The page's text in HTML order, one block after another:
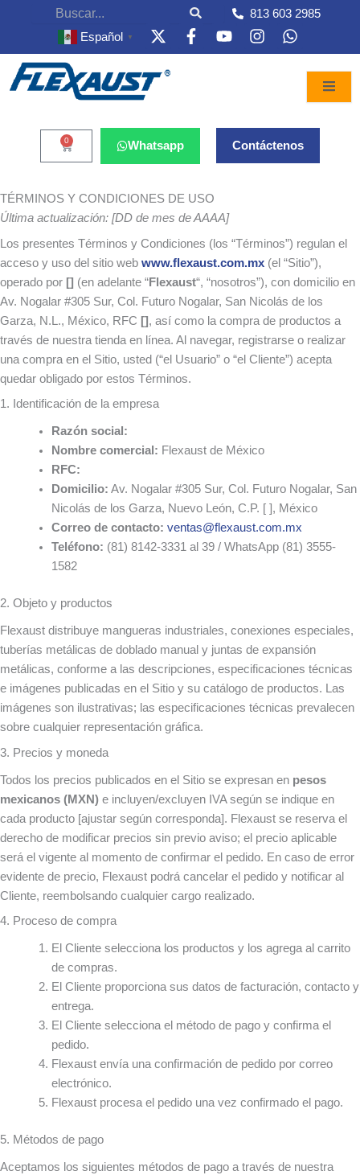
Search 813 603 2985
Español ▼
X
-
w
t
e
F
a
o
Y
o
e
I
n
r
a
m
W
h
p
p
0
Cart Whatsapp Contáctenos
TÉRMINOS Y CONDICIONES DE USO
Última actualización: [DD de mes de AAAA]
Los presentes Términos y Condiciones (los “Términos”) regulan el
acceso y uso del sitio web www.flexaust.com.mx (el “Sitio”),
operado por [] (en adelante “Flexaust“, “nosotros”), con domicilio en
Av. Nogalar #305 Sur, Col. Futuro Nogalar, San Nicolás de los
Garza, N.L., México, RFC [], así como la compra de productos a
través de nuestra tienda en línea. Al navegar, registrarse o realizar
una compra en el Sitio, usted (“el Usuario” o “el Cliente”) acepta
quedar obligado por estos Términos.
1. Identificación de la empresa
Razón social:
Nombre comercial: Flexaust de México
RFC:
Domicilio: Av. Nogalar #305 Sur, Col. Futuro Nogalar, San
Nicolás de los Garza, Nuevo León, C.P. [ ], México
Correo de contacto: ventas@flexaust.com.mx
Teléfono: (81) 8142-3331 al 39 / WhatsApp (81) 3555-
1582
2. Objeto y productos
Flexaust distribuye mangueras industriales, conexiones especiales,
tuberías metálicas de doblado manual y juntas de expansión
metálicas, conforme a las descripciones, especificaciones técnicas
e imágenes publicadas en el Sitio y su catálogo de productos. Las
imágenes son ilustrativas; las especificaciones técnicas prevalecen
sobre cualquier representación gráfica.
3. Precios y moneda
Todos los precios publicados en el Sitio se expresan en pesos
mexicanos (MXN) e incluyen/excluyen IVA según se indique en
cada producto [ajustar según corresponda]. Flexaust se reserva el
derecho de modificar precios sin previo aviso; el precio aplicable
será el vigente al momento de confirmar el pedido. En caso de error
evidente de precio, Flexaust podrá cancelar el pedido y notificar al
Cliente, reembolsando cualquier cargo realizado.
4. Proceso de compra
El Cliente selecciona los productos y los agrega al carrito
de compras.
El Cliente proporciona sus datos de facturación, contacto y
entrega.
El Cliente selecciona el método de pago y confirma el
pedido.
Flexaust envía una confirmación de pedido por correo
electrónico.
Flexaust procesa el pedido una vez confirmado el pago.
5. Métodos de pago
Aceptamos los siguientes métodos de pago a través de nuestra